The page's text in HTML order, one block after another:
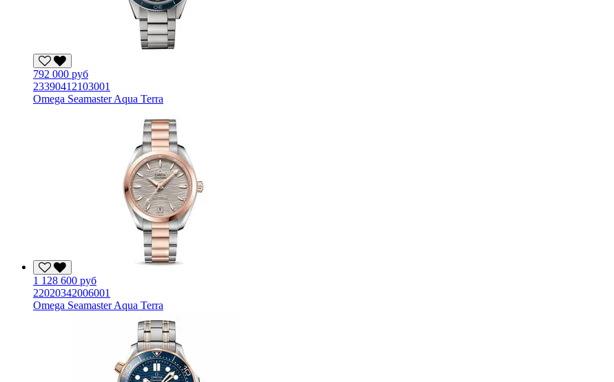
792 000 руб
23390412103001
Omega Seamaster Aqua Terra
1 128 600 руб
22020342006001
Omega Seamaster Aqua Terra